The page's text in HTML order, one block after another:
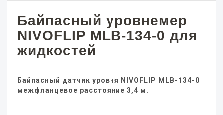
Байпасный уровнемер
NIVOFLIP MLB-134-0 для
жидкостей
Байпасный датчик уровня NIVOFLIP MLB-134-0
межфланцевое расстояние 3,4 м.